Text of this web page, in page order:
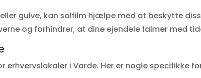
gulve, kan solfilm hjælpe med at beskytte
og forhindrer, at dine ejendele falmer med
i Varde. Her er nogle specifikke